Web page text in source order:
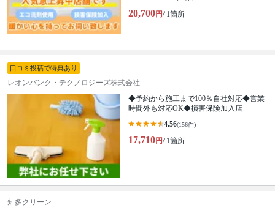
20,700円/ 1箇所
口コミ投稿で特典あり
レオンバンク・テクノロジーズ株式会社
◆予約から施工まで100％自社対応◆営業
時間外も対応OK◆損害保険加入店
4.56(156件)
17,710円/ 1箇所
知多クリーン